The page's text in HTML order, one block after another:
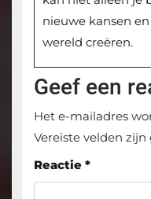
nieuwe kansen
wereld creëren.
Geef een
Het e-mailadres
Vereiste velden
Reactie *